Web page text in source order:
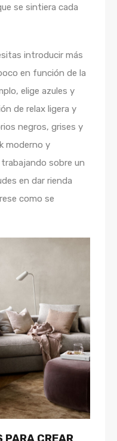
se sintiera cada
introducir más
en función de la
elige azules y
de relax ligera y
negros, grises y
moderno y
sobre un
en dar rienda
como se